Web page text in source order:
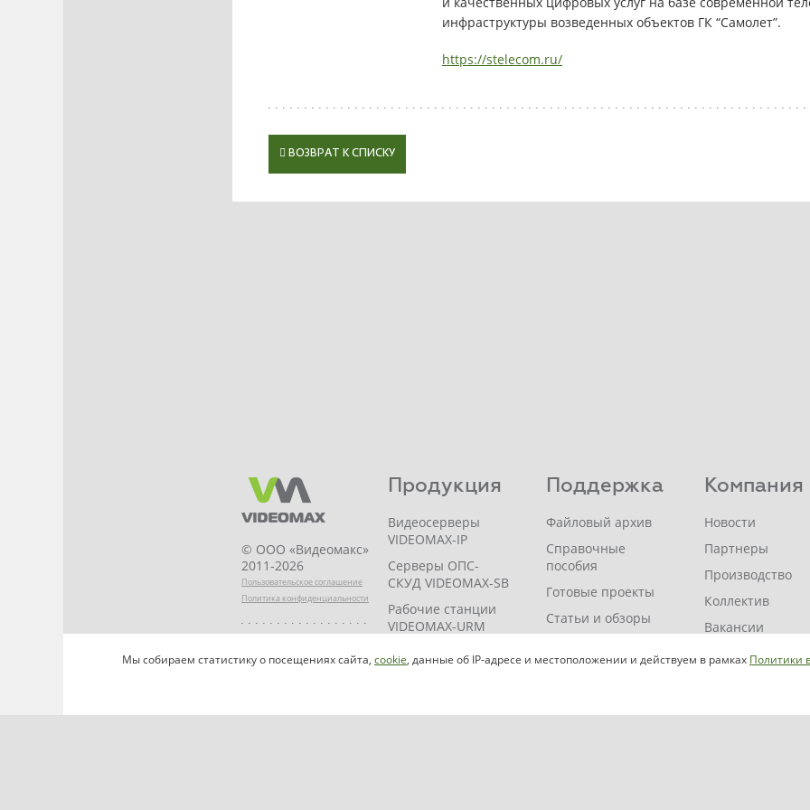
инфраструктуры возведенных объектов ГК “Самолет”.
https://stelecom.ru/
ВОЗВРАТ К СПИСКУ
© ООО «Видеомакс»
2011-2026
Пользовательское соглашение
Политика конфиденциальности
РУКОВОДИТЕЛЮ
Продукция
Видеосерверы
VIDEOMAX-IP
Серверы ОПС-
СКУД VIDEOMAX-SB
Рабочие станции
VIDEOMAX-URM
VIDEOMAX-
STORAGE
Поддержка
Файловый архив
Справочные
пособия
Готовые проекты
Статьи и обзоры
Индивидуальный
Компания
Новости
Партнеры
Производство
Коллектив
Вакансии
Истории успеха
Мы собираем статистику о посещениях сайта, cookie, данные об IP-адресе и местоположении и действуем в рамках Политики